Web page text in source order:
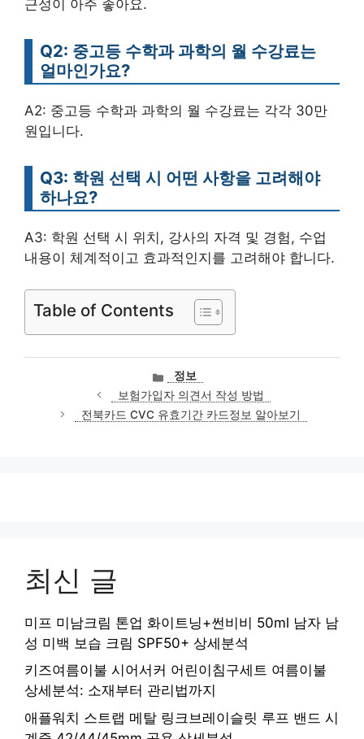
근성이 아주 좋아요.
Q2: 중고등 수학과 과학의 월 수강료는
얼마인가요?
A2: 중고등 수학과 과학의 월 수강료는 각각 30만
원입니다.
Q3: 학원 선택 시 어떤 사항을 고려해야
하나요?
A3: 학원 선택 시 위치, 강사의 자격 및 경험, 수업
내용이 체계적이고 효과적인지를 고려해야 합니다.
Table of Contents
카
테
고
리
정보
보험가입자 의견서 작성 방법
전북카드 CVC 유효기간 카드정보 알아보기
최신 글
미프 미남크림 톤업 화이트닝+썬비비 50ml 남자 남
성 미백 보습 크림 SPF50+ 상세분석
키즈여름이불 시어서커 어린이침구세트 여름이불
상세분석: 소재부터 관리법까지
애플워치 스트랩 메탈 링크브레이슬릿 루프 밴드 시